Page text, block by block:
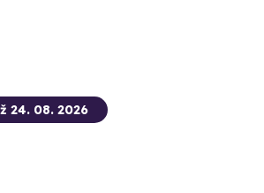
24. 08. 2026